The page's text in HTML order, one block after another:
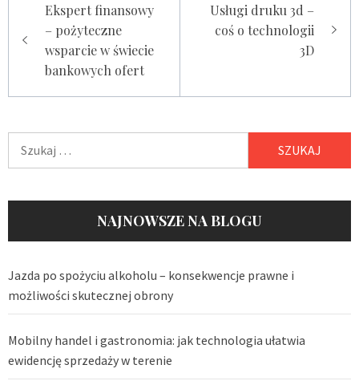
wpisuEkspert finansowy
– pożyteczne
wsparcie w świecie
bankowych ofert
Usługi druku 3d –
coś o technologii
3D
NAJNOWSZE NA BLOGU
Jazda po spożyciu alkoholu – konsekwencje prawne i
możliwości skutecznej obrony
Mobilny handel i gastronomia: jak technologia ułatwia
ewidencję sprzedaży w terenie